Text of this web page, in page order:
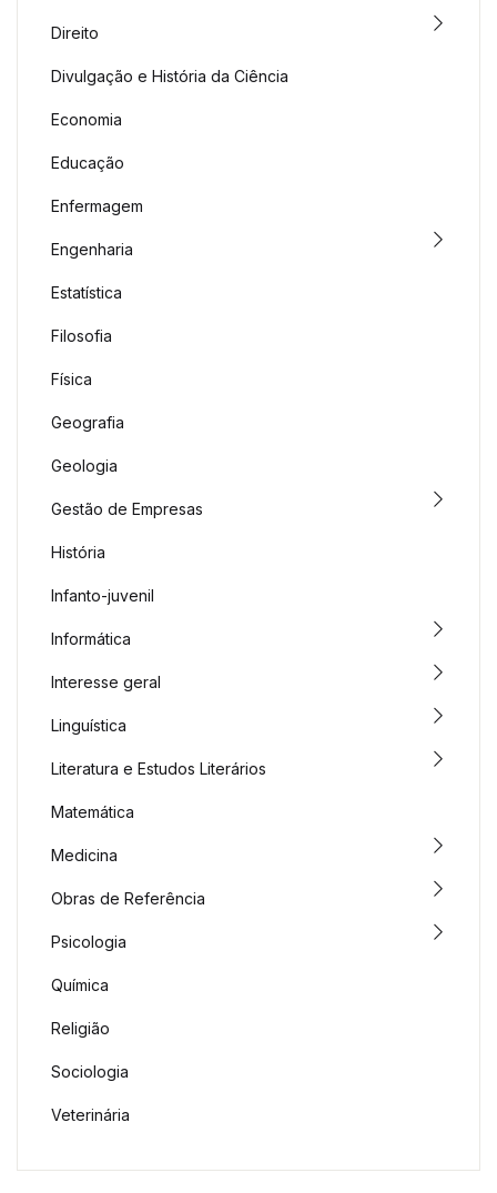
Direito
Divulgação e História da Ciência
Economia
Educação
Enfermagem
Engenharia
Estatística
Filosofia
Física
Geografia
Geologia
Gestão de Empresas
História
Infanto-juvenil
Informática
Interesse geral
Linguística
Literatura e Estudos Literários
Matemática
Medicina
Obras de Referência
Psicologia
Química
Religião
Sociologia
Veterinária